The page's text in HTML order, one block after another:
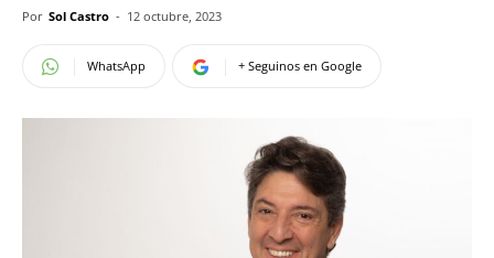
Por Sol Castro - 12 octubre, 2023
WhatsApp + Seguinos en Google